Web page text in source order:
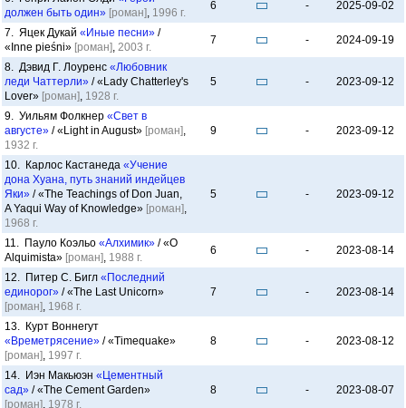
должен быть один» [роман], 1996 г.
6 - 2025-09-02
7. Яцек Дукай «Иные песни» /
«Inne pieśni» [роман], 2003 г.
7 - 2024-09-19
8. Дэвид Г. Лоуренс «Любовник
леди Чаттерли» / «Lady Chatterley's
Lover» [роман], 1928 г.
5 - 2023-09-12
9. Уильям Фолкнер «Свет в
августе» / «Light in August» [роман],
1932 г.
9 - 2023-09-12
10. Карлос Кастанеда «Учение
дона Хуана, путь знаний индейцев
Яки» / «The Teachings of Don Juan,
A Yaqui Way of Knowledge» [роман],
1968 г.
5 - 2023-09-12
11. Пауло Коэльо «Алхимик» / «O
Alquimista» [роман], 1988 г.
6 - 2023-08-14
12. Питер С. Бигл «Последний
единорог» / «The Last Unicorn»
[роман], 1968 г.
7 - 2023-08-14
13. Курт Воннегут
«Времетрясение» / «Timequake»
[роман], 1997 г.
8 - 2023-08-12
14. Иэн Макьюэн «Цементный
сад» / «The Cement Garden»
[роман], 1978 г.
8 - 2023-08-07